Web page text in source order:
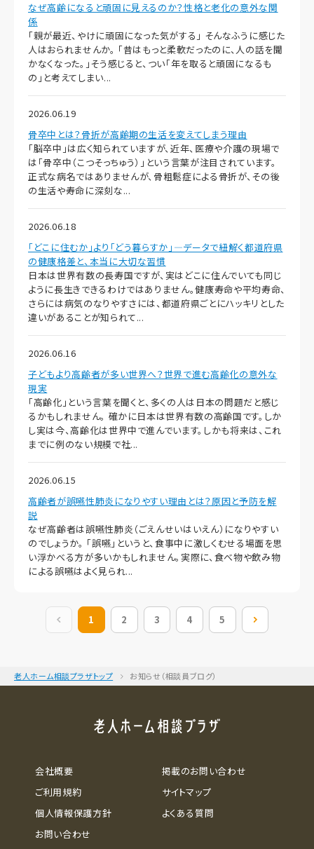
なぜ高齢になると頑固に見えるのか？性格と老化の意外な関
係
「親が最近、やけに頑固になった気がする」 そんなふうに感じた
人はおられませんか。 「昔はもっと柔軟だったのに、人の話を聞
かなくなった。」そう感じると、つい「年を取ると頑固になるも
の」と考えてしまい...
2026.06.19
骨卒中とは？骨折が高齢期の生活を変えてしまう理由
「脳卒中」は広く知られていますが、近年、医療や介護の現場で
は「骨卒中（こつそっちゅう）」という言葉が注目されています。
正式な病名ではありませんが、骨粗鬆症による骨折が、その後
の生活や寿命に深刻な...
2026.06.18
「どこに住むか」より「どう暮らすか」―データで紐解く都道府県
の健康格差と、本当に大切な習慣
日本は世界有数の長寿国ですが、実はどこに住んでいても同じ
ように長生きできるわけではありません。健康寿命や平均寿命、
さらには病気のなりやすさには、都道府県ごとにハッキリとした
違いがあることが知られて...
2026.06.16
子どもより高齢者が多い世界へ？世界で進む高齢化の意外な
現実
「高齢化」という言葉を聞くと、多くの人は日本の問題だと感じ
るかもしれません。 確かに日本は世界有数の高齢国です。しか
し実は今、高齢化は世界中で進んでいます。しかも将来は、これ
までに例のない規模で社...
2026.06.15
高齢者が誤嚥性肺炎になりやすい理由とは？原因と予防を解
説
なぜ高齢者は誤嚥性肺炎（ごえんせいはいえん）になりやすい
のでしょうか。 「誤嚥」というと、食事中に激しくむせる場面を思
い浮かべる方が多いかもしれません。実際に、食べ物や飲み物
による誤嚥はよく見られ...
前の20件
1 2 3 4 5
老人ホーム相談プラザトップ お知らせ（相談員ブログ）
会社概要
ご利用規約
個人情報保護方針
お問い合わせ
掲載のお問い合わせ
サイトマップ
よくある質問